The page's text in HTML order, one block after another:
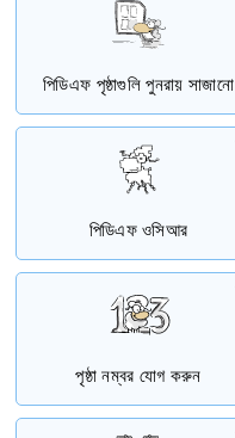
পিডিএফ পৃষ্ঠাগুলি পুনরায় সাজানো
পিডিএফ ওসিআর
পৃষ্ঠা নম্বর যোগ করুন